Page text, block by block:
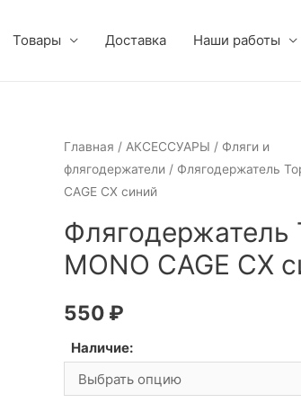
Товары Доставка Наши работы
Главная / АКСЕССУАРЫ / Фляги и
флягодержатели / Флягодержатель
CAGE CX синий
Флягодержатель
MONO CAGE CX
550 ₽
Наличие: